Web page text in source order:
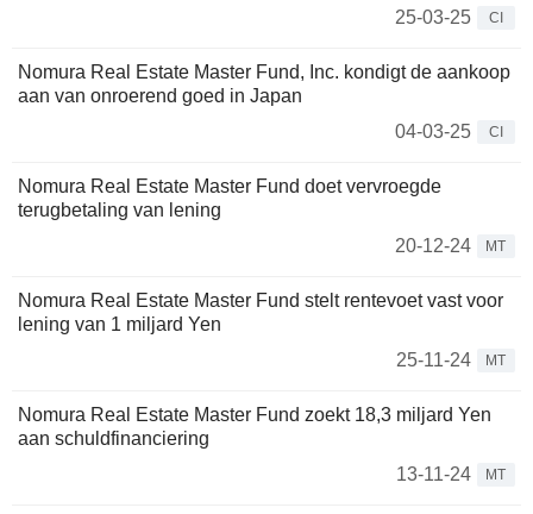
25-03-25
CI
Nomura Real Estate Master Fund, Inc. kondigt de aankoop
aan van onroerend goed in Japan
04-03-25
CI
Nomura Real Estate Master Fund doet vervroegde
terugbetaling van lening
20-12-24
MT
Nomura Real Estate Master Fund stelt rentevoet vast voor
lening van 1 miljard Yen
25-11-24
MT
Nomura Real Estate Master Fund zoekt 18,3 miljard Yen
aan schuldfinanciering
13-11-24
MT